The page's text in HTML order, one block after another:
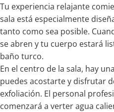
Tu experiencia relajante
sala está especialmente
tanto como sea posible.
se abren y tu cuerpo estará
baño turco.
En el centro de la sala, hay
puedes acostarte y disfrutar
exfoliación. El personal
comenzará a verter agua